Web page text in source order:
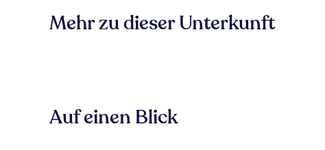
Mehr zu dieser Unterkunft
Auf einen Blick